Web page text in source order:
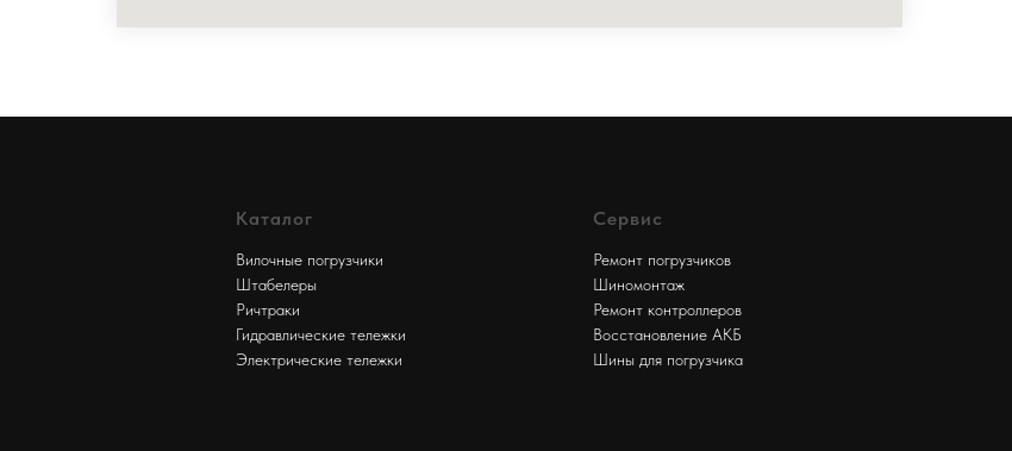
Каталог
Вилочные погрузчики
Штабелеры
Ричтраки
Гидравлические тележки
Электрические тележки
Сервис
Ремонт погрузчиков
Шиномонтаж
Ремонт контроллеров
Восстановление АКБ
Шины для погрузчика